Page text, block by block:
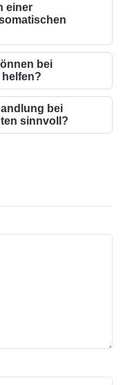
einer
bei
bei
sinnvoll?